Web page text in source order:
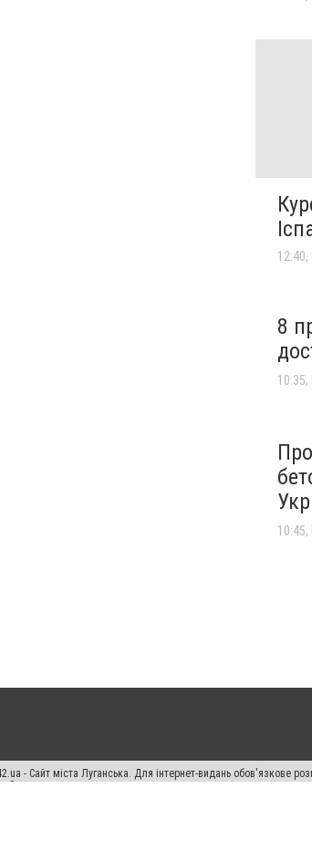
12:40,
8
10:35,
10:45,
- Сайт міста Луганська. Для інтернет-видань обов'язкове
Законом.